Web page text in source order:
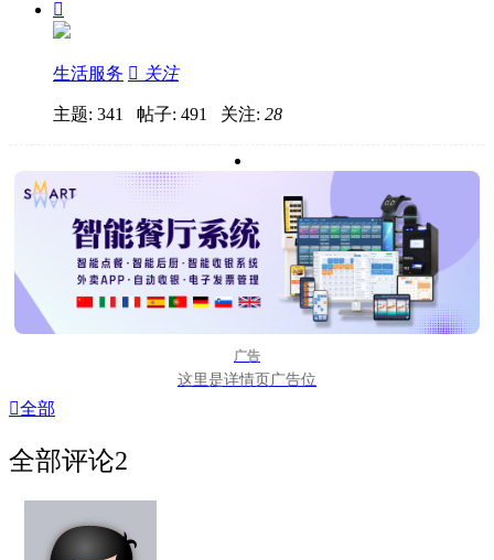

生活服务  关注
主题: 341 帖子: 491 关注: 28
广告
这里是详情页广告位
全部
全部评论2